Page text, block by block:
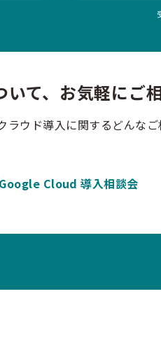
いて、お気軽にご
ラウド導入に関するどんな
Google Cloud 導入相談会